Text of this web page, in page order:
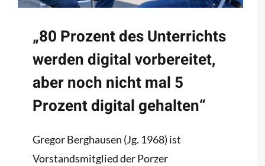
„80 Prozent des Unterrichts
werden digital vorbereitet,
aber noch nicht mal 5
Prozent digital gehalten“
Gregor Berghausen (Jg. 1968) ist
Vorstandsmitglied der Porzer